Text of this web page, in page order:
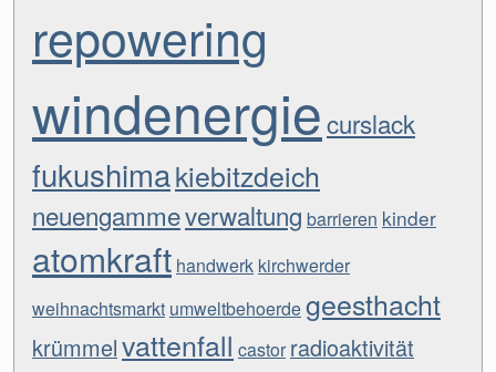
repowering
windenergiecurslack
fukushimakiebitzdeich
neuengammeverwaltung barrieren kinder
atomkraft handwerk kirchwerder
weihnachtsmarkt umweltbehoerdegeesthacht
krümmelvattenfall castor radioaktivität